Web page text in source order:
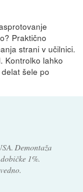
Praktično
strani v učilnici.
Kontrolko lahko
šele po
Demontaža
1%.